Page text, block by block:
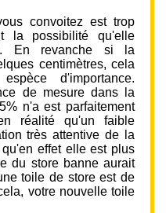
convoitez est trop
la possibilité qu'elle
En revanche si la
centimètres, cela
d'importance.
de mesure dans la
n'a est parfaitement
réalité qu'un faible
très attentive de la
effet elle est plus
du store banne aurait
toile de store est de
votre nouvelle toile